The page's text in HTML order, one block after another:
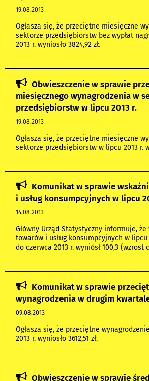
19.08.2013
Ogłasza się, że przeciętne miesięczne
sektorze przedsiębiorstw bez wypłat
2013 r. wyniosło 3824,92 zł.
Obwieszczenie w sprawie
miesięcznego wynagrodzenia w
przedsiębiorstw w lipcu 2013 r.
19.08.2013
Ogłasza się, że przeciętne miesięczne
sektorze przedsiębiorstw w lipcu 2013 r.
Komunikat w sprawie
i usług konsumpcyjnych w lipcu
14.08.2013
Główny Urząd Statystyczny informuje, że
towarów i usług konsumpcyjnych w lipcu
do czerwca 2013 r. wyniósł 100,3 (wzrost
Komunikat w sprawie
wynagrodzenia w drugim
09.08.2013
Ogłasza się, że przeciętne
2013 r. wyniosło 3612,51 zł.
Obwieszczenie w sprawie